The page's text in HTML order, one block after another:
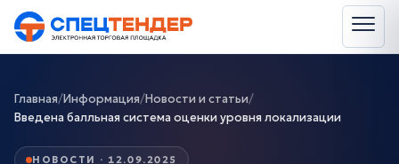
Главная/Информация/Новости и статьи/
Введена балльная система оценки уровня локализации
НОВОСТИ · 12.09.2025